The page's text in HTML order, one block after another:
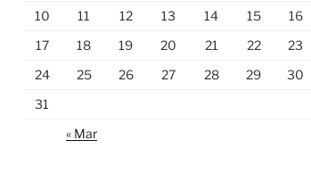
10
11 12 13 14 15
16
17
18 19 20 21 22
23
24
25 26 27 28 29
30
31
« Mar